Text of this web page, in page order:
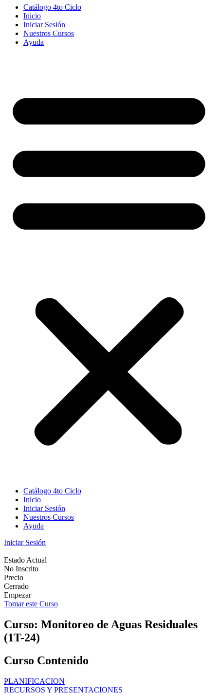
Catálogo 4to Ciclo
Inicio
Iniciar Sesión
Nuestros Cursos
Ayuda
Catálogo 4to Ciclo
Inicio
Iniciar Sesión
Nuestros Cursos
Ayuda
Iniciar Sesión
Estado Actual
No Inscrito
Precio
Cerrado
Empezar
Tomar este Curso
Curso: Monitoreo de Aguas Residuales
(1T-24)
Curso Contenido
PLANIFICACION
RECURSOS Y PRESENTACIONES